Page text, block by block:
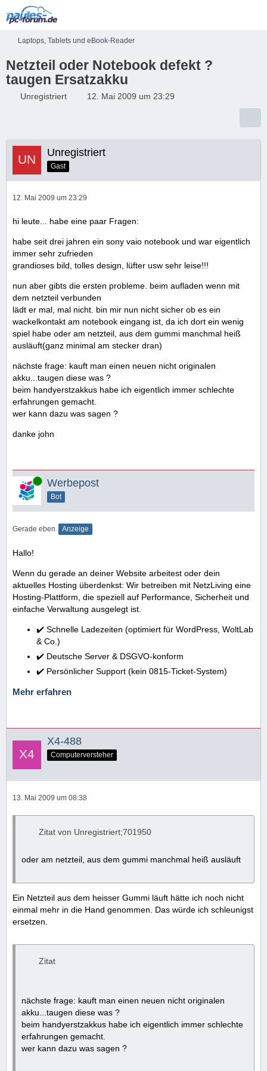
Laptops, Tablets und eBook-Reader
Netzteil oder Notebook defekt ?
taugen Ersatzakku
Unregistriert 12. Mai 2009 um 23:29
Unregistriert
Gast
12. Mai 2009 um 23:29
hi leute... habe eine paar Fragen:
habe seit drei jahren ein sony vaio notebook und war eigentlich
immer sehr zufrieden
grandioses bild, tolles design, lüfter usw sehr leise!!!
nun aber gibts die ersten probleme. beim aufladen wenn mit
dem netzteil verbunden
lädt er mal, mal nicht. bin mir nun nicht sicher ob es ein
wackelkontakt am notebook eingang ist, da ich dort ein wenig
spiel habe oder am netzteil, aus dem gummi manchmal heiß
ausläuft(ganz minimal am stecker dran)
nächste frage: kauft man einen neuen nicht originalen
akku...taugen diese was ?
beim handyerstzakkus habe ich eigentlich immer schlechte
erfahrungen gemacht.
wer kann dazu was sagen ?
danke john
Online Werbepost
Bot
Gerade eben Anzeige
Hallo!
Wenn du gerade an deiner Website arbeitest oder dein
aktuelles Hosting überdenkst: Wir betreiben mit NetzLiving eine
Hosting-Plattform, die speziell auf Performance, Sicherheit und
einfache Verwaltung ausgelegt ist.
✔️ Schnelle Ladezeiten (optimiert für WordPress, WoltLab
& Co.)
✔️ Deutsche Server & DSGVO-konform
✔️ Persönlicher Support (kein 0815-Ticket-System)
Mehr erfahren
X4-488
Computerversteher
13. Mai 2009 um 08:38
Zitat von Unregistriert;701950
oder am netzteil, aus dem gummi manchmal heiß ausläuft
Ein Netzteil aus dem heisser Gummi läuft hätte ich noch nicht
einmal mehr in die Hand genommen. Das würde ich schleunigst
ersetzen.
Zitat
nächste frage: kauft man einen neuen nicht originalen
akku...taugen diese was ?
beim handyerstzakkus habe ich eigentlich immer schlechte
erfahrungen gemacht.
wer kann dazu was sagen ?